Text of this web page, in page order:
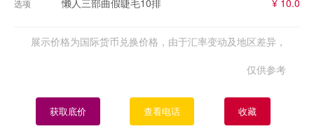
选项 懒人三部曲假睫毛10排 ¥ 10.0
展示价格为国际货币兑换价格，由于汇率变动及地区差异，
仅供参考
获取底价 查看电话 收藏